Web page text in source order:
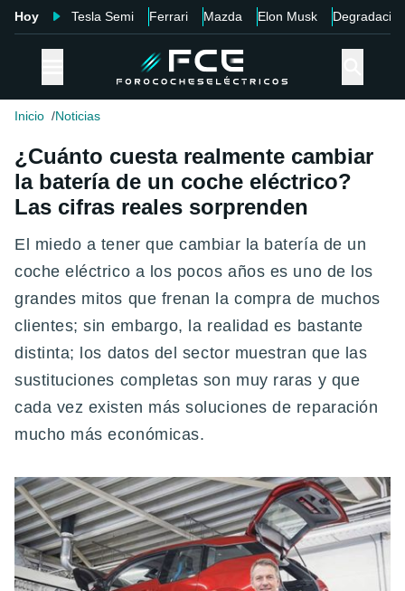
Hoy Tesla Semi Ferrari Mazda Elon Musk Degradación
Inicio Noticias
¿Cuánto cuesta realmente cambiar
la batería de un coche eléctrico?
Las cifras reales sorprenden
El miedo a tener que cambiar la batería de un
coche eléctrico a los pocos años es uno de los
grandes mitos que frenan la compra de muchos
clientes; sin embargo, la realidad es bastante
distinta; los datos del sector muestran que las
sustituciones completas son muy raras y que
cada vez existen más soluciones de reparación
mucho más económicas.